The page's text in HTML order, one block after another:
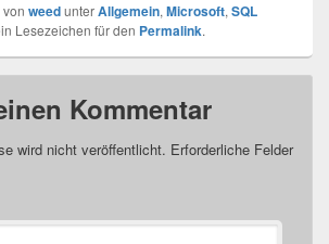
weedunterAllgemein, Microsoft, SQL
Lesezeichen für den Permalink.
Kommentar
wird nicht veröffentlicht. Erforderliche Felder